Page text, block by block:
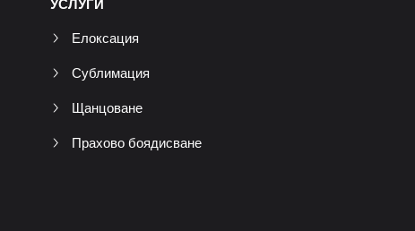
УСЛУГИ
Елоксация
Сублимация
Щанцоване
Прахово боядисване